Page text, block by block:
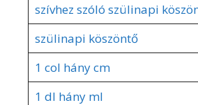
szívhez szóló szülinapi
szülinapi köszöntő
1 col hány cm
1 dl hány ml